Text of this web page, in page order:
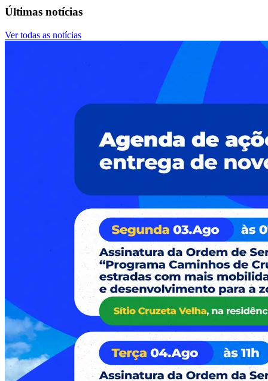
Últimas notícias
Ver todas as notícias